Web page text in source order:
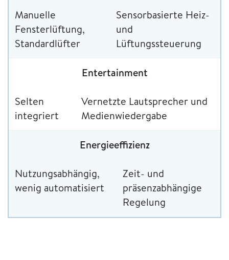
Manuelle
Fensterlüftung,
Standardlüfter
Sensorbasierte Heiz-
und
Lüftungssteuerung
Entertainment
Selten
integriert
Vernetzte Lautsprecher und
Medienwiedergabe
Energieeffizienz
Nutzungsabhängig,
wenig automatisiert
Zeit- und
präsenzabhängige
Regelung